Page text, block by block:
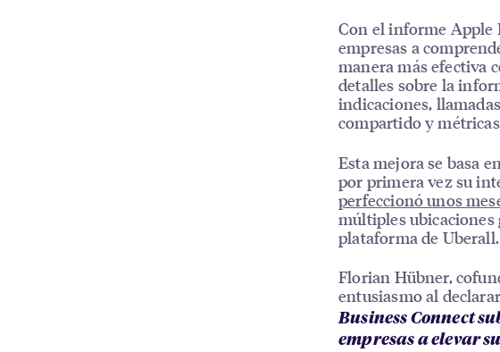
Con el informe Apple
empresas a
manera más efectiva
detalles sobre la
indicaciones,
compartido y
Esta mejora se basa
por primera vez su
perfeccionó unos
múltiples ubicaciones
plataforma de Uberall.
Florian Hübner,
entusiasmo al
Business Connect
empresas a elevar